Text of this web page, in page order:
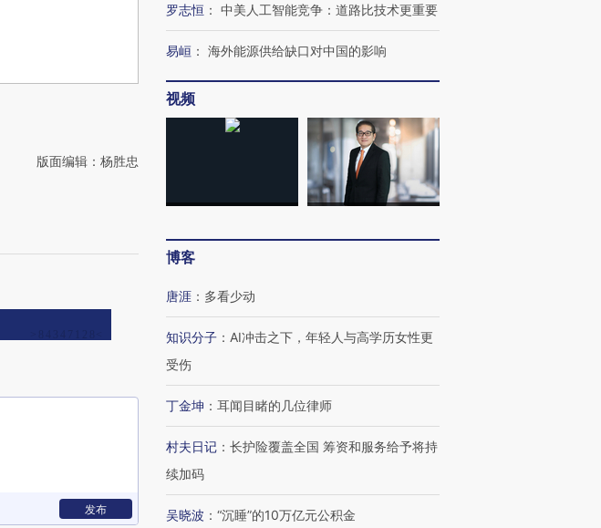
版面编辑：杨胜忠
发布
罗志恒 ： 中美人工智能竞争：道路比技术更重要
易峘 ： 海外能源供给缺口对中国的影响
视频
博客
唐涯 ： 多看少动
知识分子 ： AI冲击之下，年轻人与高学历女性更
受伤
丁金坤 ： 耳闻目睹的几位律师
村夫日记 ： 长护险覆盖全国 筹资和服务给予将持
续加码
吴晓波 ： “沉睡”的10万亿元公积金